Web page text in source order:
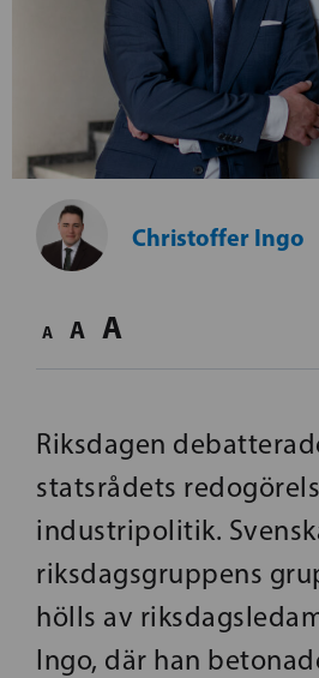
Christoffer Ingo
A A A
Riksdagen
statsrådets
industripolitik.
riksdagsgruppens
hölls av
Ingo, där han